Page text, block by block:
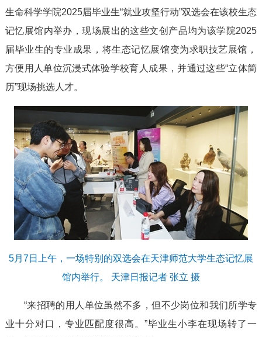
生命科学学院2025届毕业生“就业攻坚行动”双选会在该校生态
记忆展馆内举办，现场展出的这些文创产品均为该学院2025
届毕业生的专业成果，将生态记忆展馆变为求职技艺展馆，
方便用人单位沉浸式体验学校育人成果，并通过这些“立体简
历”现场挑选人才。
5月7日上午，一场特别的双选会在天津师范大学生态记忆展
馆内举行。 天津日报记者 张立 摄
“来招聘的用人单位虽然不多，但不少岗位和我们所学专
业十分对口，专业匹配度很高。”毕业生小李在现场转了一